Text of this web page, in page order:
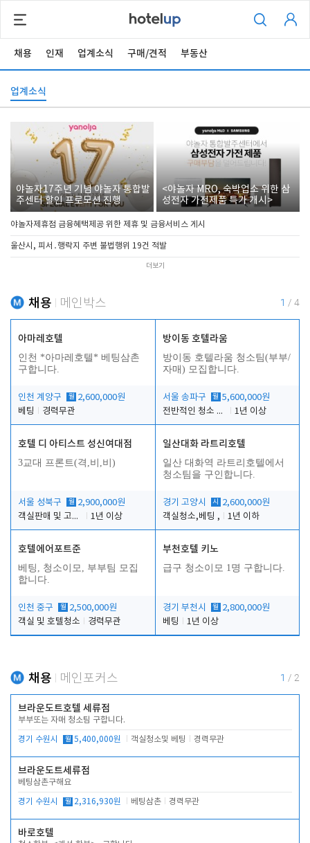
채용 인재 업계소식 구매/견적 부동산
업계소식
야놀자17주년 기념 야놀자 통합발
주센터 할인 프로모션 진행
<야놀자 MRO, 숙박업소 위한 삼
성전자 가전제품 특가 개시>
야놀자제휴점 금융혜택제공 위한 제휴 및 금융서비스 게시
울산시, 피서․행락지 주변 불법행위 19건 적발
더보기
채용 메인박스 1 / 4
아마레호텔
인천 *아마레호텔* 베팅삼촌
구합니다.
인천 계양구 월 2,600,000원
베팅
경력무관
방이동 호텔라움
방이동 호텔라움 청소팀(부부/
자매) 모집합니다.
서울 송파구 월 5,600,000원
전반적인 청소 업무(객실청소.객실정리)
1년 이상
호텔 디 아티스트 성신여대점
3교대 프론트(격,비,비)
서울 성북구 월 2,900,000원
객실판매 및 고객응대
1년 이상
일산대화 라트리호텔
일산 대화역 라트리호텔에서
청소팀을 구인합니다.
경기 고양시 시
2,600,000원
객실청소,베팅 ,
1년 이하
호텔에어포트준
베팅, 청소이모, 부부팀 모집
합니다.
인천 중구 월 2,500,000원
객실 및 호텔청소
경력무관
부천호텔 키노
급구 청소이모 1명 구합니다.
경기 부천시 월 2,800,000원
베팅
1년 이상
채용 메인포커스 1 / 2
브라운도트호텔 세류점
부부또는 자매 청소팀 구합니다.
경기 수원시 월 5,400,000원 객실청소및 베팅 경력무관
브라운도트세류점
베팅삼촌구해요
경기 수원시 월 2,316,930원 베팅삼촌 경력무관
바로호텔